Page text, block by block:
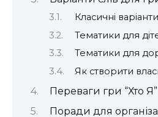
Класичні
Тематики для
Тематики для
Як створити
Переваги гри “Хто Я”
Поради для